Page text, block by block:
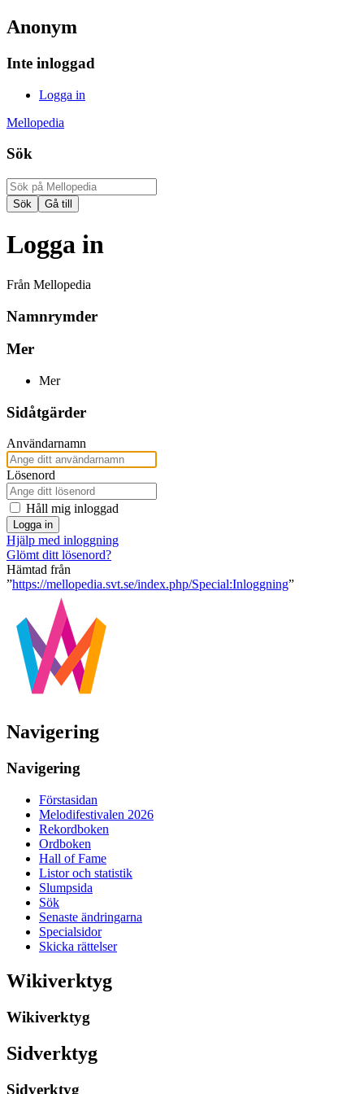
Anonym
Inte inloggad
Logga in
Mellopedia
Sök
Logga in
Från Mellopedia
Namnrymder
Mer
Mer
Sidåtgärder
Användarnamn
Lösenord
Håll mig inloggad
Logga in
Hjälp med inloggning
Glömt ditt lösenord?
Hämtad från
”https://mellopedia.svt.se/index.php/Special:Inloggning”
Navigering
Navigering
Förstasidan
Melodifestivalen 2026
Rekordboken
Ordboken
Hall of Fame
Listor och statistik
Slumpsida
Sök
Senaste ändringarna
Specialsidor
Skicka rättelser
Wikiverktyg
Wikiverktyg
Sidverktyg
Sidverktyg